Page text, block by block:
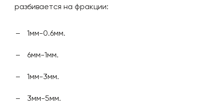
разбивается на фракции:
1мм-0.6мм.
6мм-1мм.
1мм-3мм.
3мм-5мм.